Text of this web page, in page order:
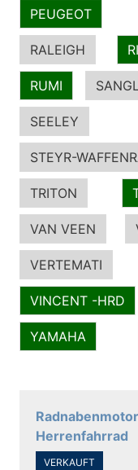
PEUGEOT
RALEIGH
RUMI
SEELEY
STEYR-
TRITON
VAN VEEN
VERTEMATI
VINCENT -HRD
YAMAHA
Herrenfahrrad
VERKAUFT